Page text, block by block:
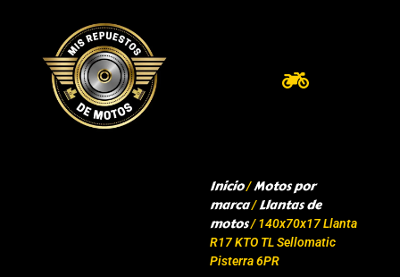
Inicio/Motos por
marca/Llantas de
motos/ 140x70x17 Llanta
R17 KTO TL Sellomatic
Pisterra 6PR